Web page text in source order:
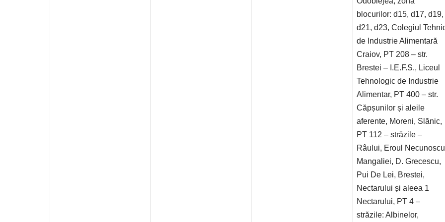
blocurilor: d15, d17, d19,
d21, d23, Colegiul
de Industrie Alimentară
Craiov, PT 208 – str.
Brestei – I.E.F.S., Liceul
Tehnologic de Industrie
Alimentar, PT 400 – str.
Căpșunilor și aleile
aferente, Moreni, Slănic,
PT 112 – străzile –
Râului, Eroul
Mangaliei, D. Grecescu,
Pui De Lei, Brestei,
Nectarului și aleea 1
Nectarului, PT 4 –
străzile: Albinelor,